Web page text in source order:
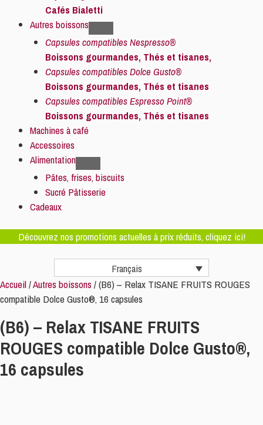
Cafés Bialetti
Autres boissons
Capsules compatibles Nespresso®
Boissons gourmandes, Thés et tisanes,
Capsules compatibles Dolce Gusto®
Boissons gourmandes, Thés et tisanes
Capsules compatibles Espresso Point®
Boissons gourmandes, Thés et tisanes
Machines à café
Accessoires
Alimentation
Pâtes, frises, biscuits
Sucré Pâtisserie
Cadeaux
Découvrez nos promotions actuelles à prix réduits, cliquez ici!
Français
Accueil/Autres boissons/ (B6) – Relax TISANE FRUITS ROUGES
compatible Dolce Gusto®, 16 capsules
(B6) – Relax TISANE FRUITS
ROUGES compatible Dolce Gusto®,
16 capsules